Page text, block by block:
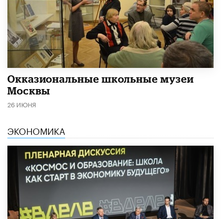
​Окказиональные школьные музеи
Москвы
26 ИЮНЯ
ЭКОНОМИКА